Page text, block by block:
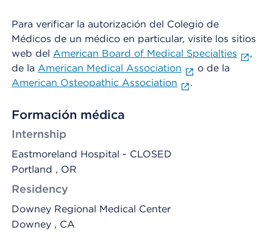
Para verificar la autorización del Colegio de
Médicos de un médico en particular, visite los sitios
web del American Board of Medical Specialties
,
de la American Medical Association
o de la
American Osteopathic Association
.
Formación médica
Internship
Eastmoreland Hospital - CLOSED
Portland , OR
Residency
Downey Regional Medical Center
Downey , CA